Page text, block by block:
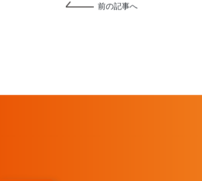
前の記事へ